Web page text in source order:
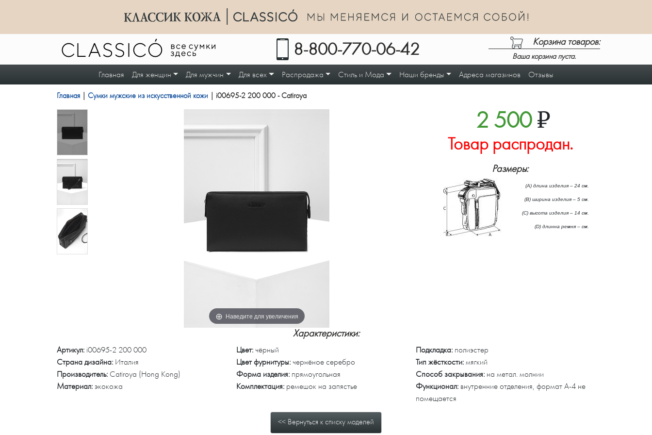
8-800-770-06-42 Корзина товаров:
Ваша корзина пуста.
Главная Для женщин Для мужчин Для всех Распродажа Стиль и Мода Наши бренды Адреса магазинов Отзывы
Главная Сумки мужские из искусственной кожи | i00695-2 200 000 - Catiroya
Наведите для увеличения
2 500₽
Товар распродан.
Размеры:
(А) длина изделия – 24 см.
(B) ширина изделия – 5 см.
(C) высота изделия – 14 см.
(D) длинна ремня – см.
Характеристики:
Артикул: i00695-2 200 000
Страна дизайна: Италия
Производитель: Catiroya (Hong Kong)
Материал: экокожа
Цвет: чёрный
Цвет фурнитуры: чернёное серебро
Форма изделия: прямоугольная
Подкладка: полиэстер
Тип жёсткости: мягкий
Способ закрывания: на метал. молнии
Комплектация: ремешок на запястье Функционал: внутренние отделения, формат А-4 не
помещается
<< Вернуться к списку моделей